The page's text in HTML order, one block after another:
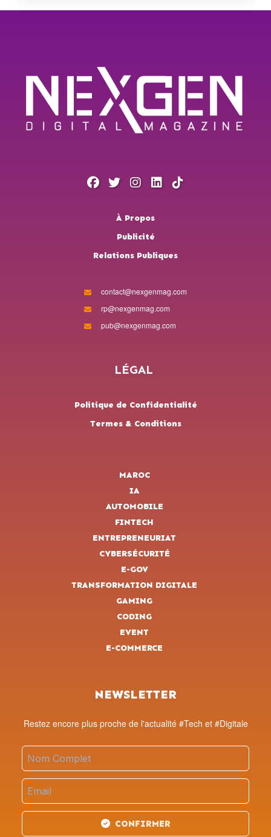
À Propos
Publicité
Relations Publiques
contact@nexgenmag.com
rp@nexgenmag.com
pub@nexgenmag.com
LÉGAL
Politique de Confidentialité
Termes & Conditions
MAROC
IA
AUTOMOBILE
FINTECH
ENTREPRENEURIAT
CYBERSÉCURITÉ
E-GOV
TRANSFORMATION DIGITALE
GAMING
CODING
EVENT
E-COMMERCE
NEWSLETTER
Restez encore plus proche de l'actualité #Tech et #Digitale
CONFIRMER